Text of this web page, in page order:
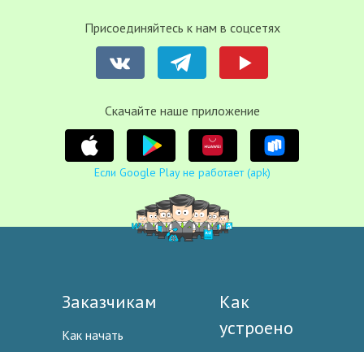
Присоединяйтесь к нам в соцсетях
Cкачайте наше приложение
Если Google Play не работает (apk)
Заказчикам
Как начать
Как
устроено